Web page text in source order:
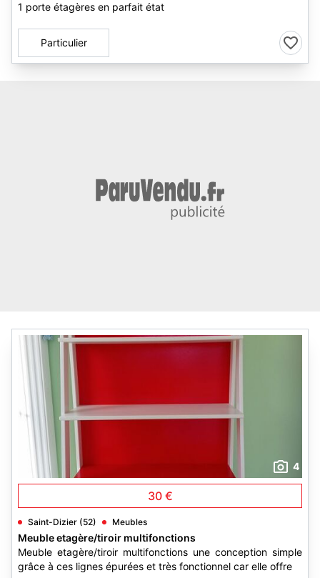
1 porte étagères en parfait état
Particulier
4
30 €
Saint-Dizier (52) Meubles
Meuble etagère/tiroir multifonctions
Meuble etagère/tiroir multifonctions une conception simple
grâce à ces lignes épurées et très fonctionnel car elle offre